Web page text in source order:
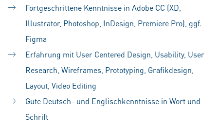
Fortgeschrittene Kenntnisse in Adobe CC (XD,
Illustrator, Photoshop, InDesign, Premiere Pro), ggf.
Figma
Erfahrung mit User Centered Design, Usability, User
Research, Wireframes, Prototyping, Grafikdesign,
Layout, Video Editing
Gute Deutsch- und Englischkenntnisse in Wort und
Schrift